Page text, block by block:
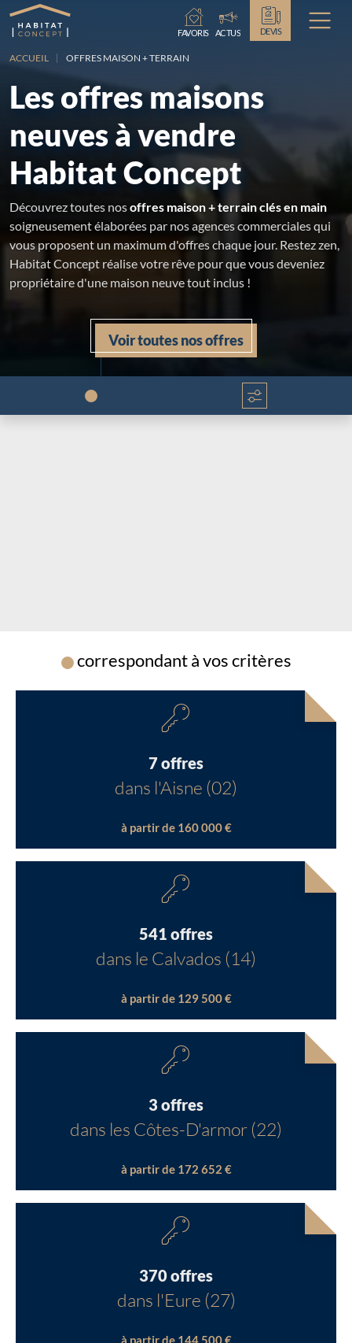
FAVORIS ACTUS DEVIS
ACCUEIL OFFRES MAISON + TERRAIN
Les offres maisons
neuves à vendre
Habitat Concept
Découvrez toutes nosoffres maison + terrain clés en main
soigneusement élaborées par nos agences commerciales qui
vous proposent un maximum d'offres chaque jour. Restez zen,
Habitat Concept réalise votre rêve pour que vous deveniez
propriétaire d'une maison neuve tout inclus !
Voir toutes nos offres
Chargement...
Chargement...
correspondant à vos critères
7 offres
dans l'Aisne (02)
à partir de 160 000 €
541 offres
dans le Calvados (14)
à partir de 129 500 €
3 offres
dans les Côtes-D'armor (22)
à partir de 172 652 €
370 offres
dans l'Eure (27)
à partir de 144 500 €